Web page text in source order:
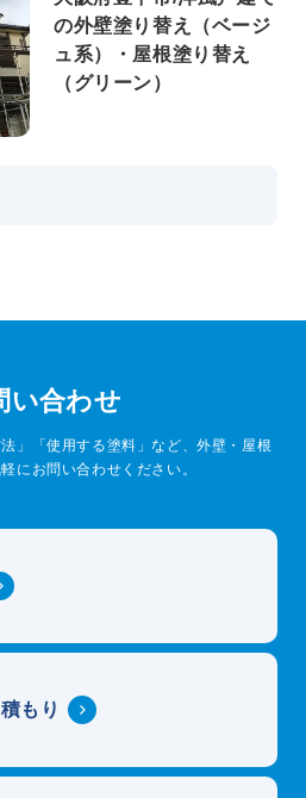
の外壁塗り替え（ベージ
ュ系）・屋根塗り替え
（グリーン）
い合わせ
」「使用する塗料」など、外壁・屋根
にお問い合わせください。
もり